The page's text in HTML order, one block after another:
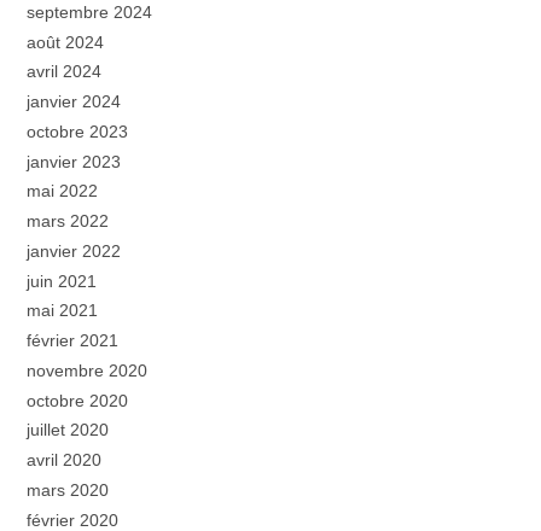
septembre 2024
août 2024
avril 2024
janvier 2024
octobre 2023
janvier 2023
mai 2022
mars 2022
janvier 2022
juin 2021
mai 2021
février 2021
novembre 2020
octobre 2020
juillet 2020
avril 2020
mars 2020
février 2020